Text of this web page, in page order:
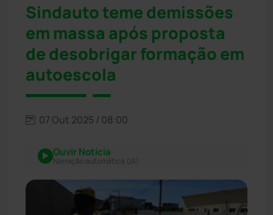
Sindauto teme demissões
em massa após proposta
de desobrigar formação em
autoescola
07 Out 2025 / 08:00
Ouvir Notícia
Narração automática (IA)